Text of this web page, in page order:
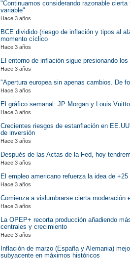
"Continuamos considerando razonable
variable"
Hace 3 años
BCE dividido (riesgo de inflación y tipos al
momento cíclico
Hace 3 años
El entorno de inflación sigue presionando
Hace 3 años
"Apertura europea sin apenas cambios. De
Hace 3 años
El gráfico semanal: JP Morgan y Louis
Hace 3 años
Crecientes riesgos de estanflación en
de inversión
Hace 3 años
Después de las Actas de la Fed, hoy
Hace 3 años
El empleo americano refuerza la idea de
Hace 3 años
Comienza a vislumbrarse cierta moderación
Hace 3 años
La OPEP+ recorta producción añadiendo
centrales y crecimiento
Hace 3 años
Inflación de marzo (España y Alemania)
subyacente en máximos históricos